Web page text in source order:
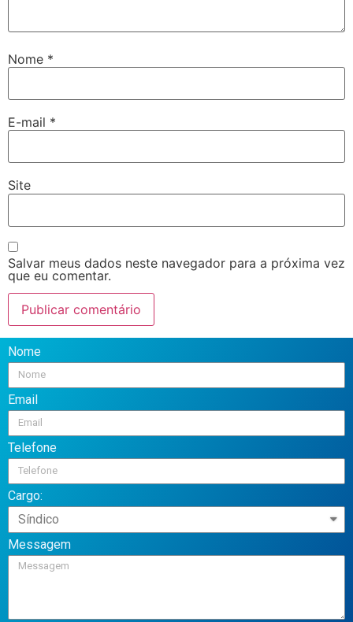
Nome *
E-mail *
Site
Salvar meus dados neste navegador para a próxima vez
que eu comentar.
Nome
Email
Telefone
Cargo:
Messagem